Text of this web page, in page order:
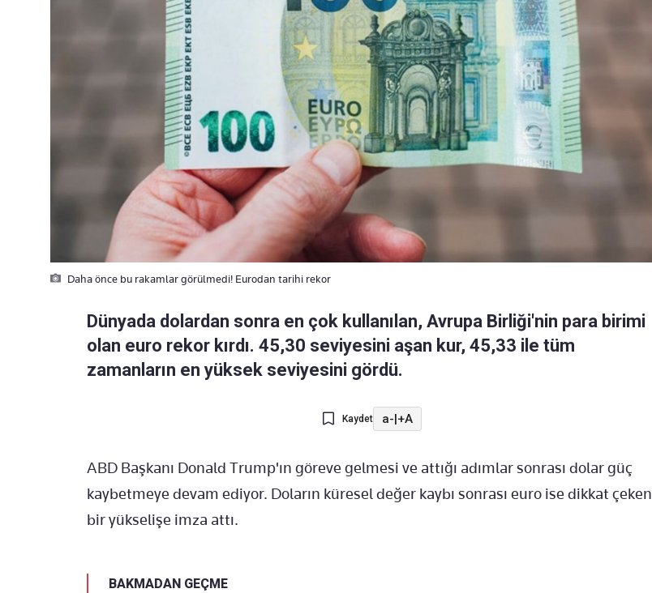
Daha önce bu rakamlar görülmedi! Eurodan tarihi rekor
Dünyada dolardan sonra en çok kullanılan, Avrupa Birliği'nin para birimi
olan euro rekor kırdı. 45,30 seviyesini aşan kur, 45,33 ile tüm
zamanların en yüksek seviyesini gördü.
Kaydet a-|+A
ABD Başkanı Donald Trump'ın göreve gelmesi ve attığı adımlar sonrası dolar güç
kaybetmeye devam ediyor. Doların küresel değer kaybı sonrası euro ise dikkat çeken
bir yükselişe imza attı.
BAKMADAN GEÇME